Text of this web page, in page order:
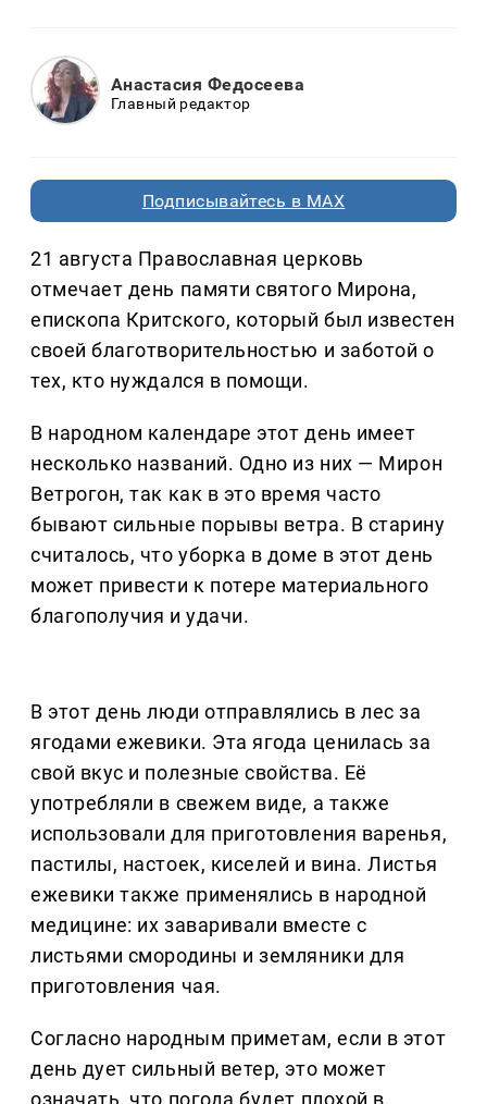
Анастасия Федосеева
Главный редактор
Подписывайтесь в MAX
21 августа Православная церковь
отмечает день памяти святого Мирона,
епископа Критского, который был известен
своей благотворительностью и заботой о
тех, кто нуждался в помощи.
В народном календаре этот день имеет
несколько названий. Одно из них — Мирон
Ветрогон, так как в это время часто
бывают сильные порывы ветра. В старину
считалось, что уборка в доме в этот день
может привести к потере материального
благополучия и удачи.
В этот день люди отправлялись в лес за
ягодами ежевики. Эта ягода ценилась за
свой вкус и полезные свойства. Её
употребляли в свежем виде, а также
использовали для приготовления варенья,
пастилы, настоек, киселей и вина. Листья
ежевики также применялись в народной
медицине: их заваривали вместе с
листьями смородины и земляники для
приготовления чая.
Согласно народным приметам, если в этот
день дует сильный ветер, это может
означать, что погода будет плохой в